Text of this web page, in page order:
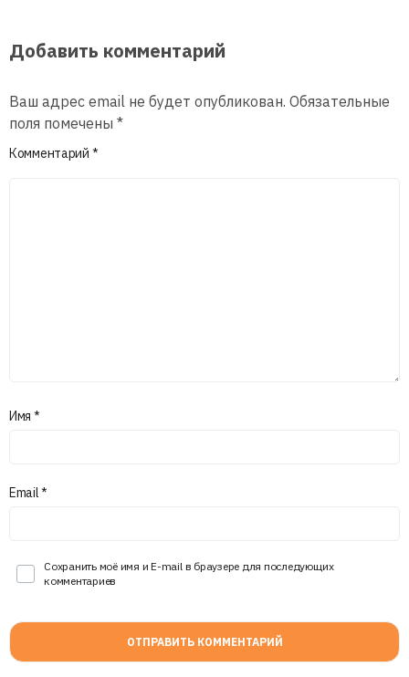
Добавить комментарий
Ваш адрес email не будет опубликован. Обязательные
поля помечены *
Комментарий *
Имя *
Email*
Сохранить моё имя и E-mail в браузере для последующих
комментариев